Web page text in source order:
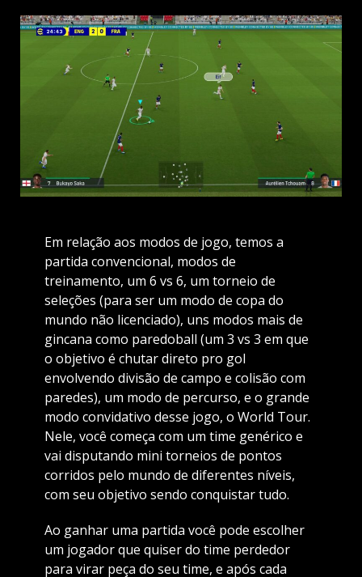
Em relação aos modos de jogo, temos a
partida convencional, modos de
treinamento, um 6 vs 6, um torneio de
seleções (para ser um modo de copa do
mundo não licenciado), uns modos mais de
gincana como paredoball (um 3 vs 3 em que
o objetivo é chutar direto pro gol
envolvendo divisão de campo e colisão com
paredes), um modo de percurso, e o grande
modo convidativo desse jogo, o World Tour.
Nele, você começa com um time genérico e
vai disputando mini torneios de pontos
corridos pelo mundo de diferentes níveis,
com seu objetivo sendo conquistar tudo.
Ao ganhar uma partida você pode escolher
um jogador que quiser do time perdedor
para virar peça do seu time, e após cada